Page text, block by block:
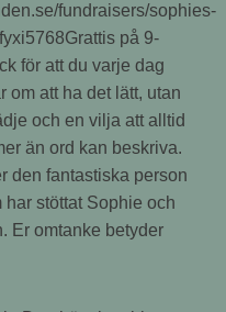
fundraisers/sophies-
på 9-
för att du varje dag
om att ha det lätt, utan
och en vilja att alltid
än ord kan beskriva.
den fantastiska person
stöttat Sophie och
Er omtanke betyder